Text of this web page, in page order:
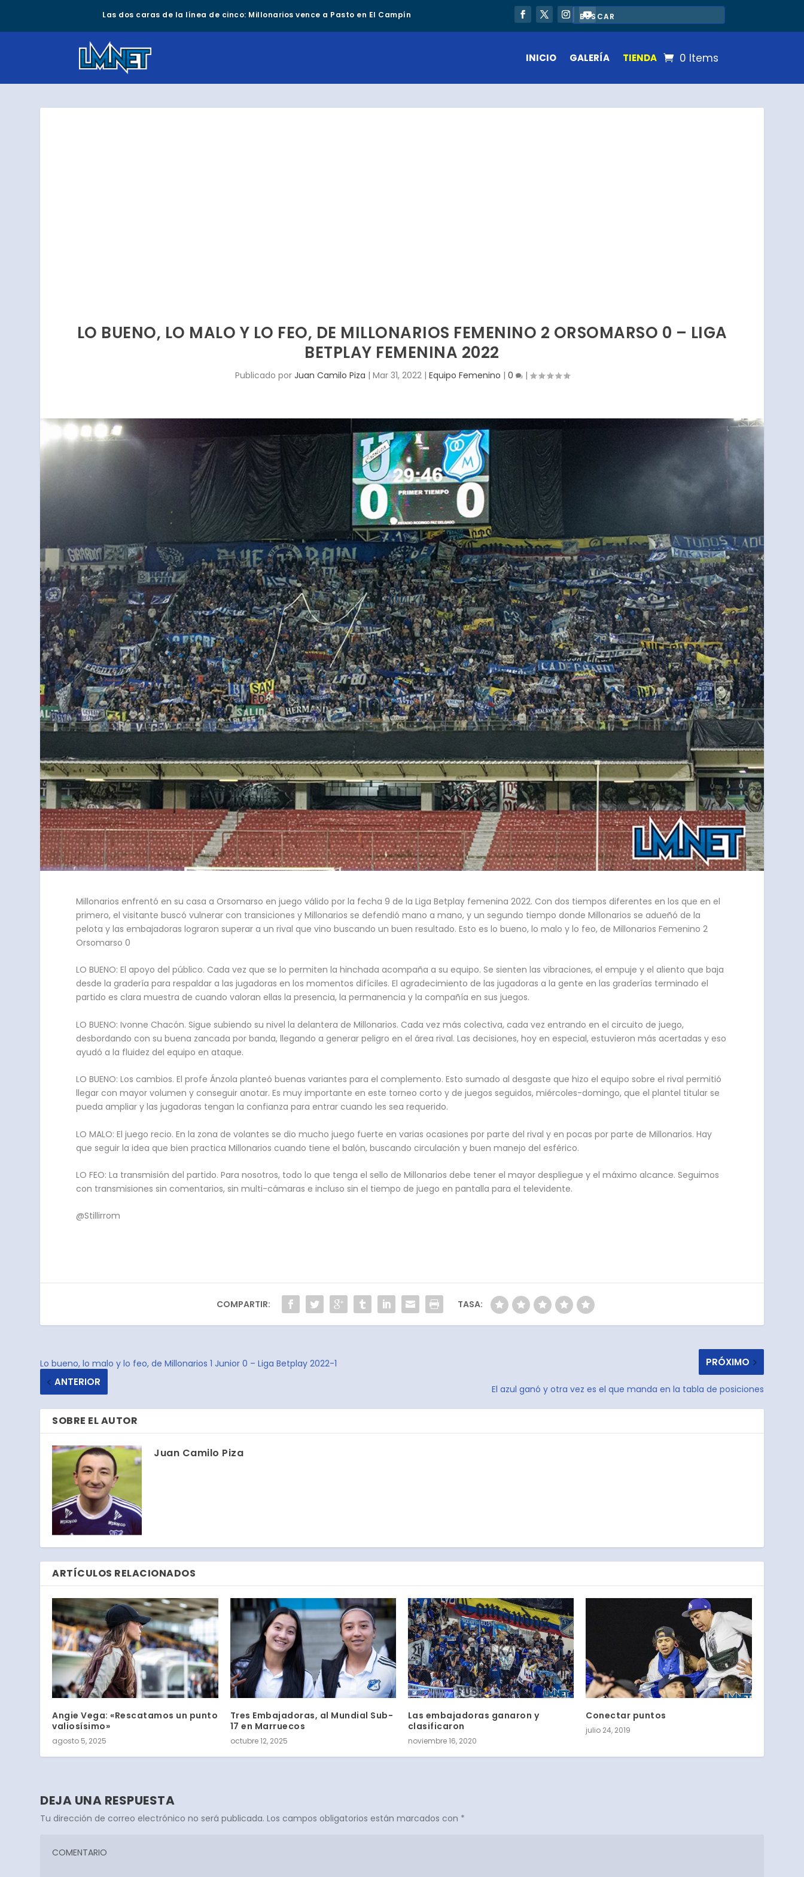
Las dos caras de la línea de cinco: Millonarios vence a Pasto en El Campín
INICIO GALERÍA TIENDA 0 Items
LO BUENO, LO MALO Y LO FEO, DE MILLONARIOS FEMENINO 2 ORSOMARSO 0 – LIGA
BETPLAY FEMENINA 2022
Publicado por Juan Camilo Piza | Mar 31, 2022| Equipo Femenino | 0 |
Millonarios enfrentó en su casa a Orsomarso en juego válido por la fecha 9 de la Liga Betplay femenina 2022. Con dos tiempos diferentes en los que en el
primero, el visitante buscó vulnerar con transiciones y Millonarios se defendió mano a mano, y un segundo tiempo donde Millonarios se adueñó de la
pelota y las embajadoras lograron superar a un rival que vino buscando un buen resultado. Esto es lo bueno, lo malo y lo feo, de Millonarios Femenino 2
Orsomarso 0
LO BUENO: El apoyo del público. Cada vez que se lo permiten la hinchada acompaña a su equipo. Se sienten las vibraciones, el empuje y el aliento que baja
desde la gradería para respaldar a las jugadoras en los momentos difíciles. El agradecimiento de las jugadoras a la gente en las graderías terminado el
partido es clara muestra de cuando valoran ellas la presencia, la permanencia y la compañía en sus juegos.
LO BUENO: Ivonne Chacón. Sigue subiendo su nivel la delantera de Millonarios. Cada vez más colectiva, cada vez entrando en el circuito de juego,
desbordando con su buena zancada por banda, llegando a generar peligro en el área rival. Las decisiones, hoy en especial, estuvieron más acertadas y eso
ayudó a la fluidez del equipo en ataque.
LO BUENO: Los cambios. El profe Ánzola planteó buenas variantes para el complemento. Esto sumado al desgaste que hizo el equipo sobre el rival permitió
llegar con mayor volumen y conseguir anotar. Es muy importante en este torneo corto y de juegos seguidos, miércoles-domingo, que el plantel titular se
pueda ampliar y las jugadoras tengan la confianza para entrar cuando les sea requerido.
LO MALO: El juego recio. En la zona de volantes se dio mucho juego fuerte en varias ocasiones por parte del rival y en pocas por parte de Millonarios. Hay
que seguir la idea que bien practica Millonarios cuando tiene el balón, buscando circulación y buen manejo del esférico.
LO FEO: La transmisión del partido. Para nosotros, todo lo que tenga el sello de Millonarios debe tener el mayor despliegue y el máximo alcance. Seguimos
con transmisiones sin comentarios, sin multi-cámaras e incluso sin el tiempo de juego en pantalla para el televidente.
@Stillirrom
COMPARTIR: TASA:
Lo bueno, lo malo y lo feo, de Millonarios 1 Junior 0 – Liga Betplay 2022-1
ANTERIOR
PRÓXIMO
El azul ganó y otra vez es el que manda en la tabla de posiciones
SOBRE EL AUTOR
Juan Camilo Piza
ARTÍCULOS RELACIONADOS
Angie Vega: «Rescatamos un punto
valiosísimo»
agosto 5, 2025
Tres Embajadoras, al Mundial Sub-
17 en Marruecos
octubre 12, 2025
Las embajadoras ganaron y
clasificaron
noviembre 16, 2020
Conectar puntos
julio 24, 2019
DEJA UNA RESPUESTA
Tu dirección de correo electrónico no será publicada. Los campos obligatorios están marcados con *